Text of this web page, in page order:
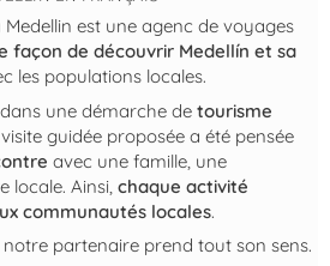
est une agenc de voyages
façon de découvrir Medellín et sa
les populations locales.
une démarche de tourisme
guidée proposée a été pensée
avec une famille, une
locale. Ainsi, chaque activité
communautés locales.
notre partenaire prend tout son sens.